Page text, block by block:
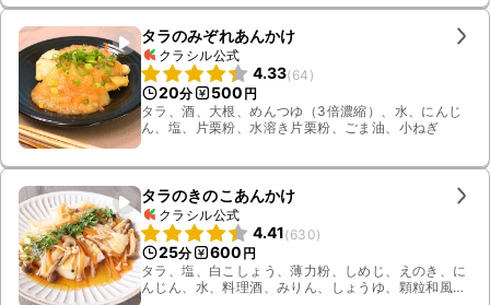
タラのみぞれあんかけ
クラシル公式
4.33(64 )
20分 500 円
タラ、酒、大根、めんつゆ（3倍濃縮）、水、にんじ
ん、塩、片栗粉、水溶き片栗粉、ごま油、小ねぎ
タラのきのこあんかけ
クラシル公式
4.41(630)
25分 600 円
タラ、塩、白こしょう、薄力粉、しめじ、えのき、に
んじん、水、料理酒、みりん、しょうゆ、顆粒和風だ